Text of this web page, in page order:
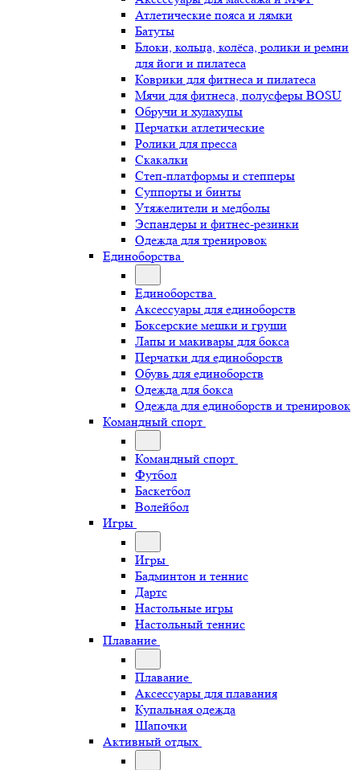
Атлетические пояса и лямки
Батуты
Блоки, кольца, колёса, ролики и ремни
для йоги и пилатеса
Коврики для фитнеса и пилатеса
Мячи для фитнеса, полусферы BOSU
Обручи и хулахупы
Перчатки атлетические
Ролики для пресса
Скакалки
Степ-платформы и степперы
Суппорты и бинты
Утяжелители и медболы
Эспандеры и фитнес-резинки
Одежда для тренировок
Единоборства
Единоборства
Аксессуары для единоборств
Боксерские мешки и груши
Лапы и макивары для бокса
Перчатки для единоборств
Обувь для единоборств
Одежда для бокса
Одежда для единоборств и тренировок
Командный спорт
Командный спорт
Футбол
Баскетбол
Волейбол
Игры
Игры
Бадминтон и теннис
Дартс
Настольные игры
Настольный теннис
Плавание
Плавание
Аксессуары для плавания
Купальная одежда
Шапочки
Активный отдых